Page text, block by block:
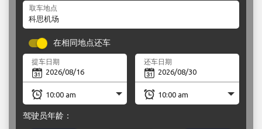
取车地点
在相同地点还车
提车日期 还车日期
驾驶员年龄：